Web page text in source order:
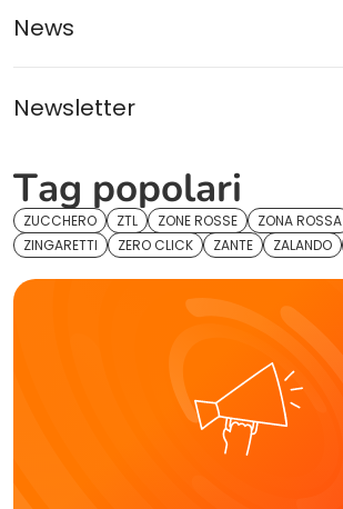
News
Newsletter
Tag popolari
ZUCCHERO ZTL ZONE ROSSE ZONA ROSSA
ZINGARETTI
ZERO CLICK ZANTE ZALANDO